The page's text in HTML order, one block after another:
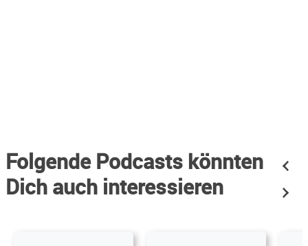
Folgende Podcasts könnten
Dich auch interessieren